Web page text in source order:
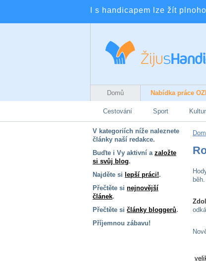
I s handicapem lze žít
Domů Nabídka práce
Cestování Sport
V kategoriích níže naleznete
články naší redakce.
Buďte i Vy aktivní a založte
si svůj blog.
Najděte si lepší práci!.
Přečtěte si nejnovější
článek.
Přečtěte si články bloggerů.
Příjemnou zábavu!
běh.